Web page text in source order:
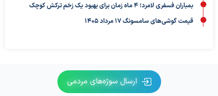
بمباران فسفری لامرد؛ ۴ ماه زمان برای بهبود یک زخم ترکش کوچک
قیمت گوشی‌های سامسونگ 17 مرداد 1405
ارسال سوژه‌های مردمی